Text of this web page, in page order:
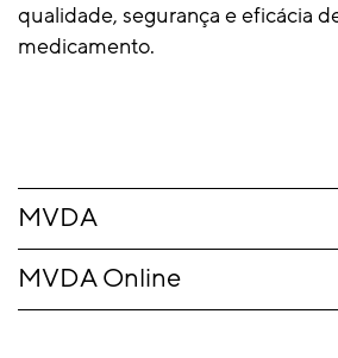
qualidade, segurança e eficácia
medicamento.
MVDA
MVDA Online